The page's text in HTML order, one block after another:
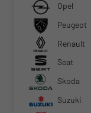
Opel
Peugeot
Renault
Seat
Skoda
Suzuki